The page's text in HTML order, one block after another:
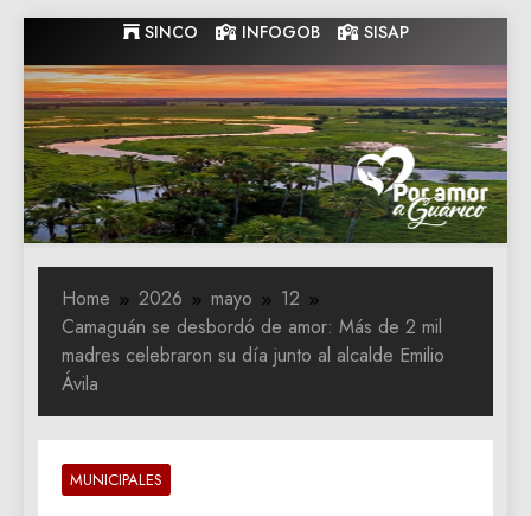
to
content
SINCO INFOGOB SISAP
Gobernacion
de Guarico
Gobernacion de Guarico
Home 2026 mayo
12
Camaguán se desbordó de amor: Más de 2 mil
madres celebraron su día junto al alcalde Emilio
Ávila
MUNICIPALES